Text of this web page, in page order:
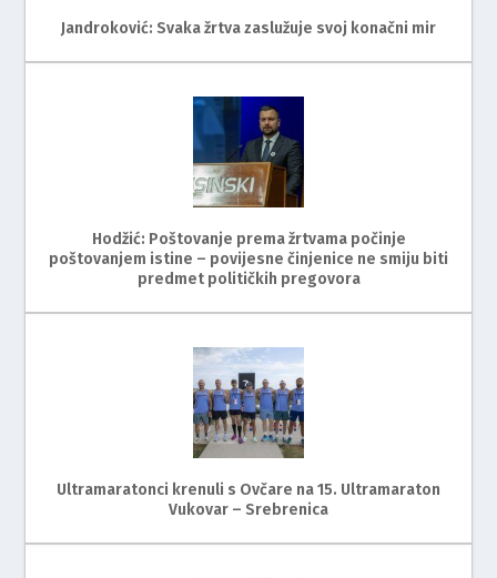
Jandroković: Svaka žrtva zaslužuje svoj konačni mir
Hodžić: Poštovanje prema žrtvama počinje
poštovanjem istine – povijesne činjenice ne smiju biti
predmet političkih pregovora
Ultramaratonci krenuli s Ovčare na 15. Ultramaraton
Vukovar – Srebrenica